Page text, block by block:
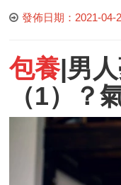
發佈日期：2021-04-
包養|男
（1）？